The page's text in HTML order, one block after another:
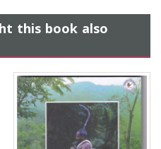
this book also